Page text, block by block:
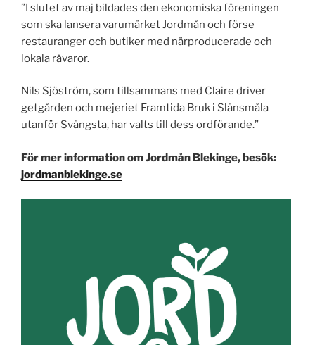
”I slutet av maj bildades den ekonomiska föreningen
som ska lansera varumärket Jordmån och förse
restauranger och butiker med närproducerade och
lokala råvaror.
Nils Sjöström, som tillsammans med Claire driver
getgården och mejeriet Framtida Bruk i Slänsmåla
utanför Svängsta, har valts till dess ordförande.”
För mer information om Jordmån Blekinge, besök:
jordmanblekinge.se